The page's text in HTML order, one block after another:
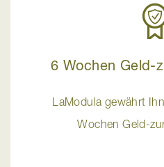
6 Wochen Geld-
LaModula gewährt
Wochen Geld-